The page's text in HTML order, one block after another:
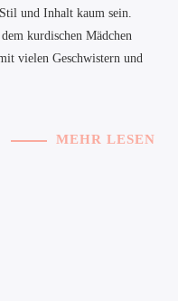
und Inhalt kaum sein.
kurdischen Mädchen
vielen Geschwistern und
MEHR LESEN